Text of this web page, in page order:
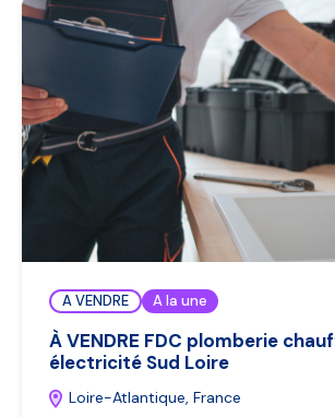
A VENDRE A la une
À VENDRE FDC plomberie
électricité Sud Loire
Loire-Atlantique, France